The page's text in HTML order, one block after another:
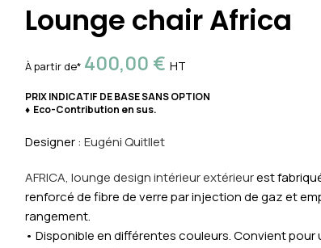
Lounge chair Africa
À partir de* 400,00 € HT
PRIX INDICATIF DE BASE SANS OPTION
♦ Eco-Contribution en sus.
Designer : Eugéni Quitllet
AFRICA, lounge design intérieur extérieurest
renforcé de fibre de verre par injection de gaz et
rangement.
• Disponible en différentes couleurs. Convient pour